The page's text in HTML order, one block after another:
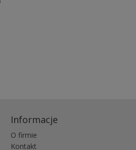
Informacje
O firmie
Kontakt